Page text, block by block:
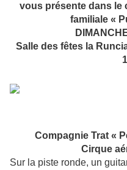
vous présente dans le
familiale «
Salle des fêtes la
Compagnie Trat «
Cirque
Sur la piste ronde, un